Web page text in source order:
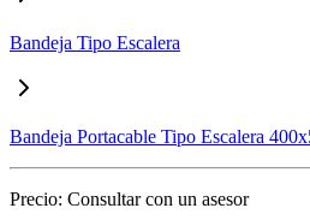
Bandeja Tipo Escalera
Bandeja Portacable Tipo Escalera
Precio: Consultar con un asesor